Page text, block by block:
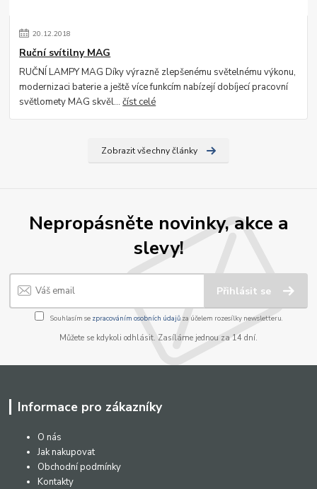
20.12.2018
Ruční svítilny MAG
RUČNÍ LAMPY MAG Díky výrazně zlepšenému světelnému výkonu,
modernizaci baterie a ještě více funkcím nabízejí dobíjecí pracovní
světlomety MAG skvěl...číst celé
Zobrazit všechny články
Nepropásněte novinky, akce a
slevy!
Přihlásit se
Souhlasím se zpracováním osobních údajůza účelem rozesílky newsletteru.
Můžete se kdykoli odhlásit. Zasíláme jednou za 14 dní.
Informace pro zákazníky
O nás
Jak nakupovat
Obchodní podmínky
Kontakty